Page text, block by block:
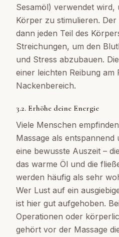
Sesamöl) verwendet
Körper zu stimulieren.
dann jeden Teil des
Streichungen, um den
und Stress abzubauen.
einer leichten Reibung am
Nackenbereich.
3.2. Erhöhe deine Energie
Viele Menschen
Massage als entspannend
eine bewusste Auszeit –
das warme Öl und die
werden häufig als sehr
Wer Lust auf ein
ist hier gut aufgehoben.
Operationen oder
gehört vor der Massage